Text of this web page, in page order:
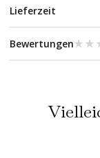
Lieferzeit
Bewertungen